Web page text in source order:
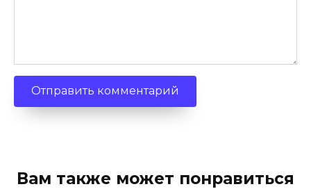
Вам также может понравиться